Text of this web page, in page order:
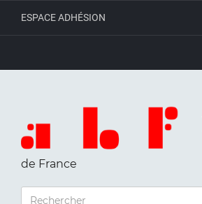
ESPACE ADHÉSION
de France
RECHERCHER